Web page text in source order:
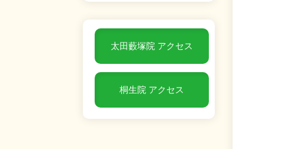
太田藪塚院 アクセス
桐生院 アクセス